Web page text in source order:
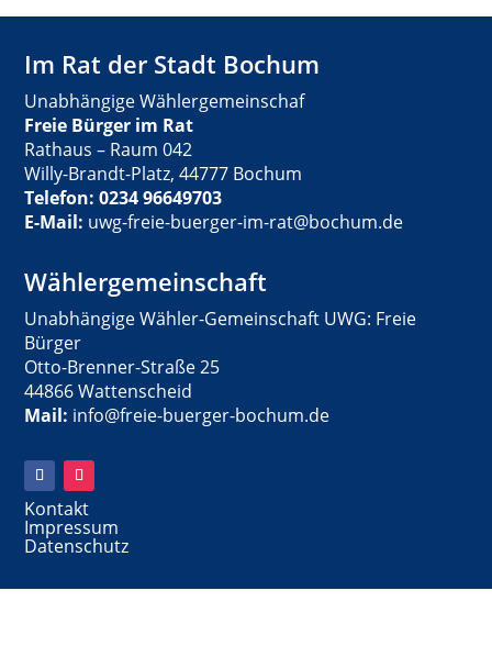
Im Rat der Stadt Bochum
Unabhängige Wählergemeinschaf
Freie Bürger im Rat
Rathaus – Raum 042
Willy-Brandt-Platz, 44777 Bochum
Telefon: 0234 96649703
E-Mail: uwg-freie-buerger-im-rat@bochum.de
Wählergemeinschaft
Unabhängige Wähler-Gemeinschaft UWG: Freie
Bürger
Otto-Brenner-Straße 25
44866 Wattenscheid
Mail: info@freie-buerger-bochum.de
Kontakt
Impressum
Datenschutz